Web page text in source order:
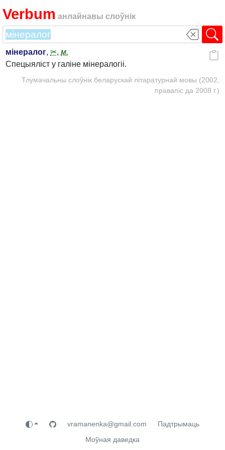
Verbum анлайнавы слоўнік
мінералог, ✂, м.
Спецыяліст у галіне мінералогіі.
Тлумачальны слоўнік беларускай літаратурнай мовы (2002,
правапіс да 2008 г.)
vramanenka@gmail.com
Падтрымаць
Моўная даведка